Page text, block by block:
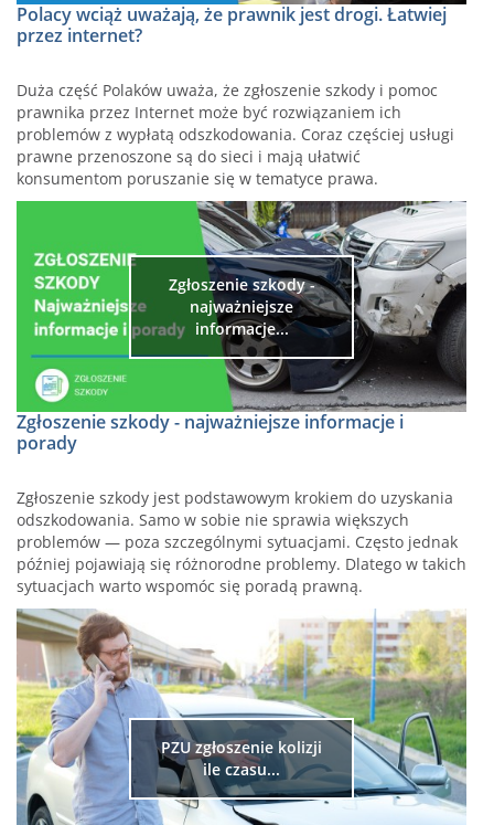
Polacy wciąż uważają, że prawnik jest drogi. Łatwiej
przez internet?
Duża część Polaków uważa, że zgłoszenie szkody i pomoc
prawnika przez Internet może być rozwiązaniem ich
problemów z wypłatą odszkodowania. Coraz częściej usługi
prawne przenoszone są do sieci i mają ułatwić
konsumentom poruszanie się w tematyce prawa.
Zgłoszenie szkody -
najważniejsze
informacje...
Zgłoszenie szkody - najważniejsze informacje i
porady
Zgłoszenie szkody jest podstawowym krokiem do uzyskania
odszkodowania. Samo w sobie nie sprawia większych
problemów — poza szczególnymi sytuacjami. Często jednak
później pojawiają się różnorodne problemy. Dlatego w takich
sytuacjach warto wspomóc się poradą prawną.
PZU zgłoszenie kolizji
ile czasu...